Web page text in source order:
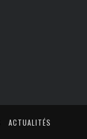
ACTUALITÉS